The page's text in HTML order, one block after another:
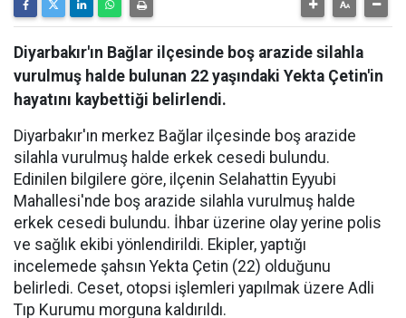
Diyarbakır'ın Bağlar ilçesinde boş arazide silahla
vurulmuş halde bulunan 22 yaşındaki Yekta Çetin'in
hayatını kaybettiği belirlendi.
Diyarbakır'ın merkez Bağlar ilçesinde boş arazide
silahla vurulmuş halde erkek cesedi bulundu.
Edinilen bilgilere göre, ilçenin Selahattin Eyyubi
Mahallesi'nde boş arazide silahla vurulmuş halde
erkek cesedi bulundu. İhbar üzerine olay yerine polis
ve sağlık ekibi yönlendirildi. Ekipler, yaptığı
incelemede şahsın Yekta Çetin (22) olduğunu
belirledi. Ceset, otopsi işlemleri yapılmak üzere Adli
Tıp Kurumu morguna kaldırıldı.